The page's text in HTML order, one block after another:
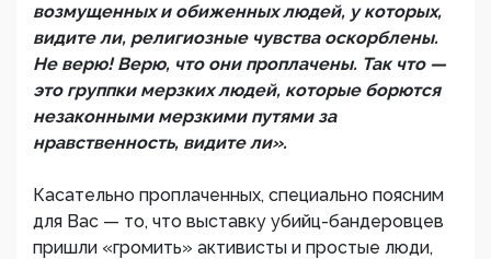
возмущенных и обиженных людей, у которых,
видите ли, религиозные чувства оскорблены.
Не верю! Верю, что они проплачены. Так что —
это группки мерзких людей, которые борются
незаконными мерзкими путями за
нравственность, видите ли».
Касательно проплаченных, специально поясним
для Вас — то, что выставку убийц-бандеровцев
пришли «громить» активисты и простые люди,